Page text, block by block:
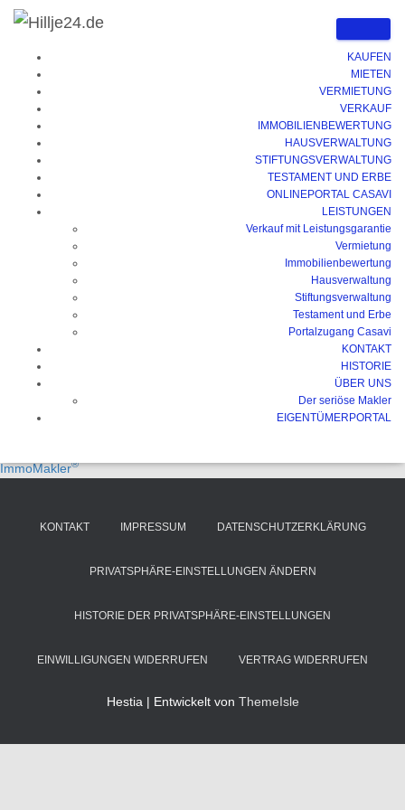
KAUFEN
MIETEN
VERMIETUNG
VERKAUF
IMMOBILIENBEWERTUNG
HAUSVERWALTUNG
STIFTUNGSVERWALTUNG
TESTAMENT UND ERBE
ONLINEPORTAL CASAVI
LEISTUNGEN
Verkauf mit Leistungsgarantie
Vermietung
Immobilienbewertung
Hausverwaltung
Stiftungsverwaltung
Testament und Erbe
Portalzugang Casavi
KONTAKT
HISTORIE
ÜBER UNS
Der seriöse Makler
EIGENTÜMERPORTAL
Immobilien­angebot
Alle Immobilien
Erstellen Sie hier ein Suchprofil und lassen sich per E-Mail über
neue Ergebnisse benachrichtigen!
Kein Ergebnis.
Derzeit führen wir keine Immobilie in dieser Rubrik online.
Fragen Sie uns bitte persönlich nach Ihrer Wunsch-Immobilie!
ImmoMakler®
KONTAKT IMPRESSUM DATENSCHUTZERKLÄRUNG
PRIVATSPHÄRE-EINSTELLUNGEN ÄNDERN
HISTORIE DER PRIVATSPHÄRE-EINSTELLUNGEN
EINWILLIGUNGEN WIDERRUFEN VERTRAG WIDERRUFEN
Hestia | Entwickelt von ThemeIsle